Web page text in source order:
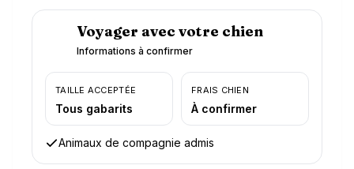
Voyager avec votre chien
Informations à confirmer
TAILLE ACCEPTÉE
Tous gabarits
FRAIS CHIEN
À confirmer
Animaux de compagnie admis